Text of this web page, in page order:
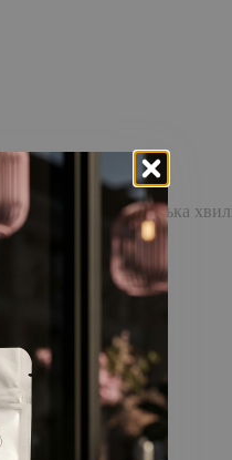
може зайняти кілька
замовлень!